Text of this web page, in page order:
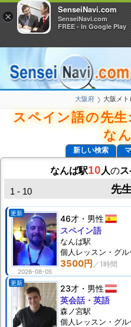
大阪府 ❯ 大阪メト
スペイン語の先
な
新しい検索
なんば駅10 人の
先
1 - 10
更新
2026-08-05
46才 男性
3500円
スペイン語
なんば駅
個人 レッスン ・グ
更新
23才 男性
英会話・英語
森ノ宮駅
個人 レッスン ・グ
×
SenseiNavi.com
SenseiNavi.com
FREE - In Google Play
×
SenseiNavi.com
SenseiNavi.com
FREE - In Google Play